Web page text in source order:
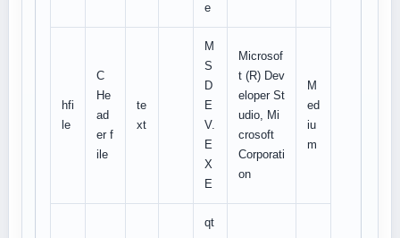
e
hfi
le
C
He
ad
er f
ile
te
xt
M
S
D
E
V.
E
X
E
Microsof
t (R) Dev
eloper St
udio, Mi
crosoft
Corporati
on
M
ed
iu
m
qt